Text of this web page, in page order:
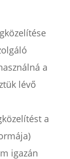
a
lévő
a
igazán